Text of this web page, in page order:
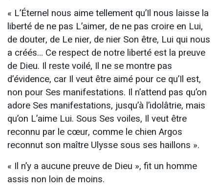
« L’Éternel nous aime tellement qu’Il nous laisse la
liberté de ne pas L’aimer, de ne pas croire en Lui,
de douter, de Le nier, de nier Son être, Lui qui nous
a créés… Ce respect de notre liberté est la preuve
de Dieu. Il reste voilé, Il ne se montre pas
d’évidence, car Il veut être aimé pour ce qu’Il est,
non pour Ses manifestations. Il n’attend pas qu’on
adore Ses manifestations, jusqu’à l’idolâtrie, mais
qu’on L’aime Lui. Sous Ses voiles, Il veut être
reconnu par le cœur, comme le chien Argos
reconnut son maître Ulysse sous ses haillons ».
« Il n’y a aucune preuve de Dieu », fit un homme
assis non loin de moins.